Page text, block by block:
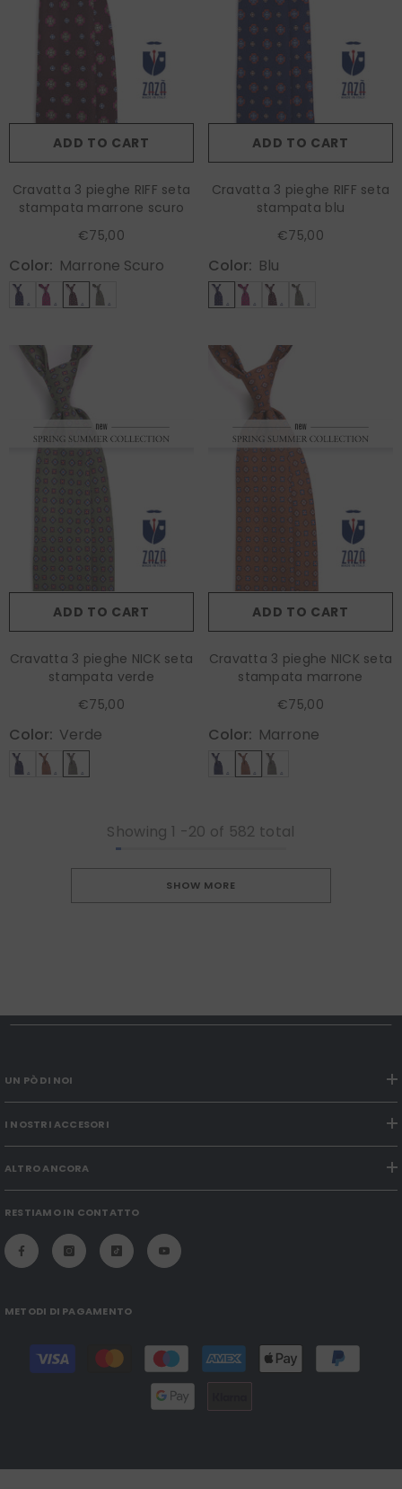
ADD TO CART
Cravatta 3 pieghe RIFF seta
stampata marrone scuro
€75,00
Color: Marrone Scuro
ADD TO CART
Cravatta 3 pieghe RIFF seta
stampata blu
€75,00
Color: Blu
ADD TO CART
Cravatta 3 pieghe NICK seta
stampata verde
€75,00
Color: Verde
ADD TO CART
Cravatta 3 pieghe NICK seta
stampata marrone
€75,00
Color: Marrone
Showing 1 -20 of 582 total
SHOW MORE
UN PÒ DI NOI
I NOSTRI ACCESORI
ALTRO ANCORA
RESTIAMO IN CONTATTO
METODI DI PAGAMENTO
Payment
methods